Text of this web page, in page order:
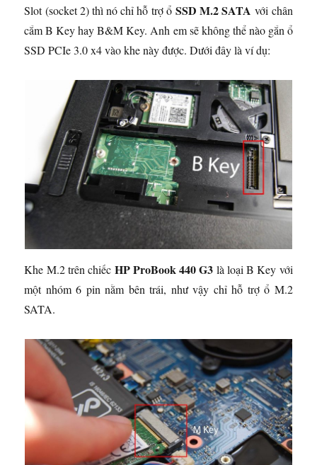
Slot (socket 2) thì nó chỉ hỗ trợ ổ SSD M.2 SATA với chân
cắm B Key hay B&M Key. Anh em sẽ không thể nào gắn ổ
SSD PCIe 3.0 x4 vào khe này được. Dưới đây là ví dụ:
Khe M.2 trên chiếc HP ProBook 440 G3 là loại B Key với
một nhóm 6 pin nằm bên trái, như vậy chỉ hỗ trợ ổ M.2
SATA.